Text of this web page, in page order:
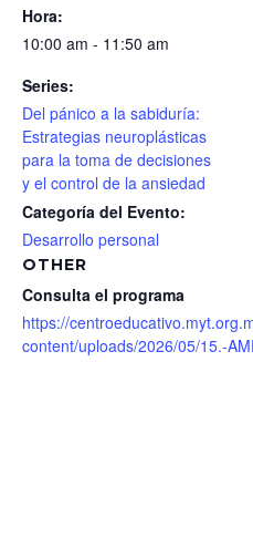
Hora:
10:00 am - 11:50 am
Series:
Del pánico a la sabiduría:
Estrategias neuroplásticas
para la toma de decisiones
y el control de la ansiedad
Categoría del Evento:
Desarrollo personal
OTHER
Consulta el programa
https://
content/uploads/2026/05/15.-